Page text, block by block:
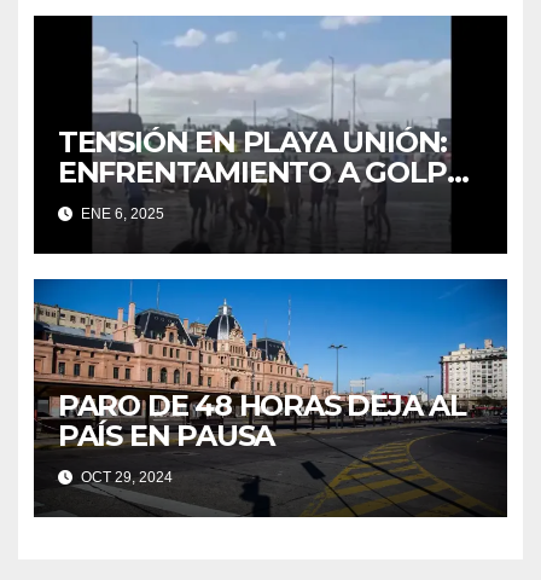
TENSIÓN EN PLAYA UNIÓN:
ENFRENTAMIENTO A GOLPES
ENTRE UN TURISTA Y
GUARDAVIDAS
ENE 6, 2025
PARO DE 48 HORAS DEJA AL
PAÍS EN PAUSA
OCT 29, 2024